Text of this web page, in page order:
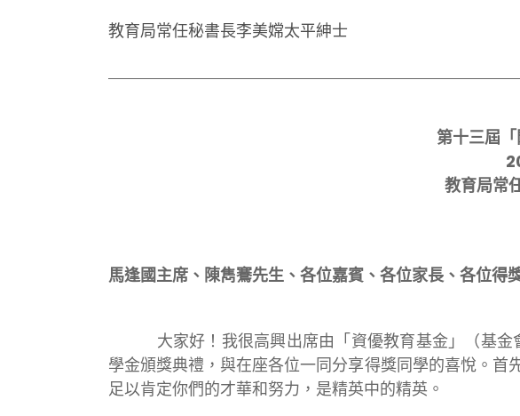
教育局常任秘書長李美嫦太平紳士
第十三屆
教育局常
馬逢國主席、陳雋鶱先生、各位嘉賓、各位家長、各位得
大家好！我很高興出席由「資優教育基金」（基金
學金頒獎典禮，與在座各位一同分享得獎同學的喜悅。首
足以肯定你們的才華和努力，是精英中的精英。